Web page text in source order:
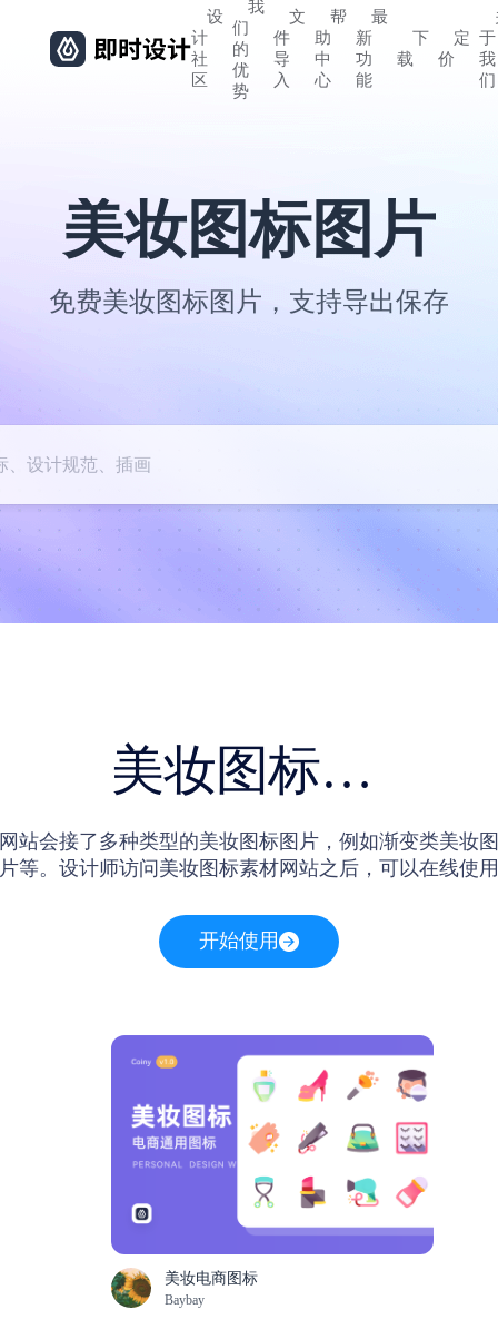
设
计
社
区
我
们
的
优
势
文
件
导
入
帮
助
中
心
最
新
功
能
下
载
定
价
于
我
们
美妆图标图片
免费美妆图标图片，支持导出保存
美妆图标素材
站会接了多种类型的美妆图标图片，例如渐变类美妆
等。设计师访问美妆图标素材网站之后，可以在线使
中，即可开始在线编辑或导出网站提供的美妆图标图
开始使用
美妆电商图标
Baybay